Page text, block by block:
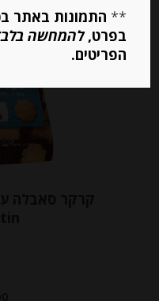
Out of
Stock
** התמונות באתר
בפרט,להמחשה
הפריטים.